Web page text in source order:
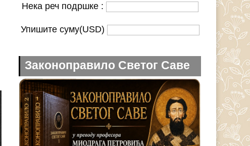
Нека реч подршке :
Упишите суму(USD)
Законоправило Светог Саве